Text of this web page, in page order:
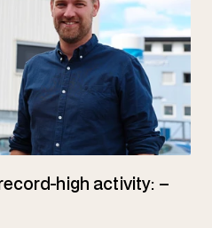
high activity: –